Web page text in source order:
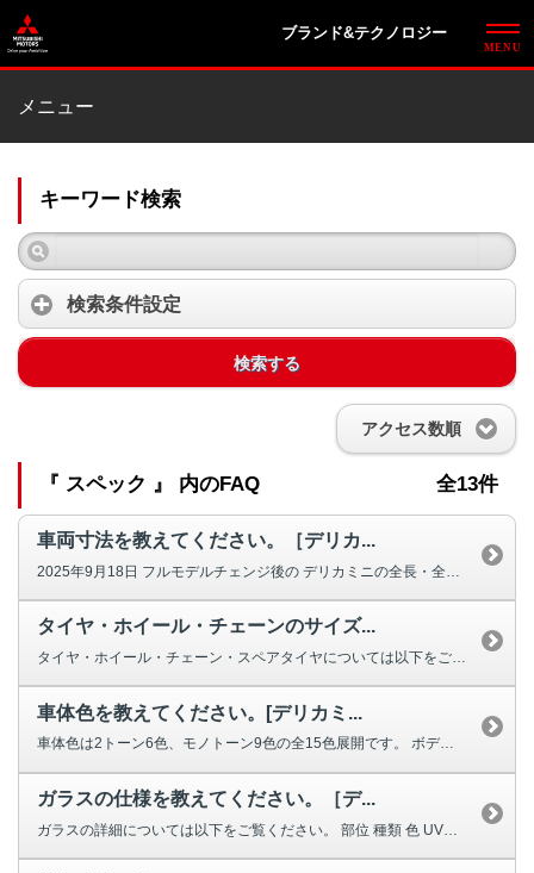
ブランド&テクノロジー
メニュー
キーワード検索
検索条件設定
検索する
アクセス数順
『 スペック 』 内のFAQ 全13件
車両寸法を教えてください。［デリカ...
タイヤ・ホイール・チェーンのサイズ...
タイヤ・ホイール・チェーン・スペアタイヤについては以下をご覧ください。 ...
車体色を教えてください。[デリカミ...
車体色は2トーン6色、モノトーン9色の全15色展開です。 ボディカラ...
ガラスの仕様を教えてください。［デ...
ガラスの詳細については以下をご覧ください。 部位 種類 色 UVカ...